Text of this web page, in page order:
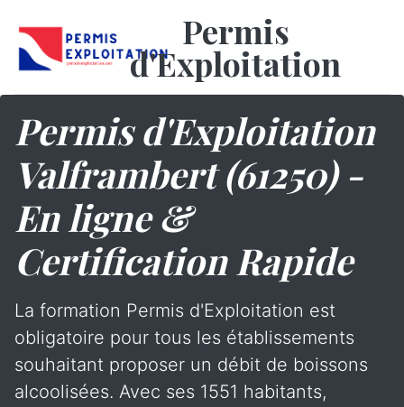
Permis
d'Exploitation
Permis d'Exploitation
Valframbert (61250) -
En ligne &
Certification Rapide
La formation Permis d'Exploitation est
obligatoire pour tous les établissements
souhaitant proposer un débit de boissons
alcoolisées. Avec ses 1551 habitants,